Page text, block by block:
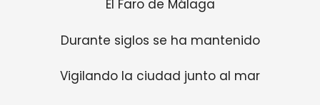
El Faro de Málaga
Durante siglos se ha mantenido
Vigilando la ciudad junto al mar